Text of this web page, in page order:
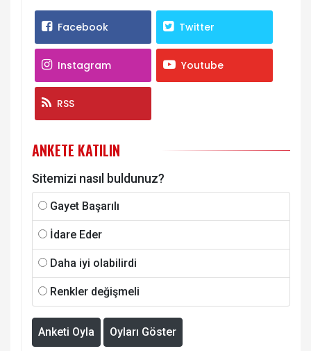
Facebook Twitter
Instagram Youtube
RSS
ANKETE KATILIN
Sitemizi nasıl buldunuz?
Gayet Başarılı
İdare Eder
Daha iyi olabilirdi
Renkler değişmeli
Anketi Oyla Oyları Göster